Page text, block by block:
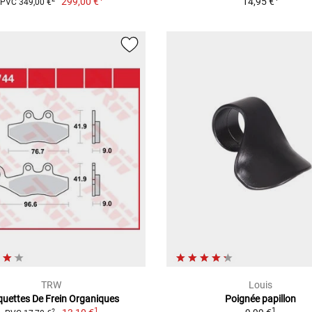
TRW
De Frein Organiques
Louis
Poignée papillon